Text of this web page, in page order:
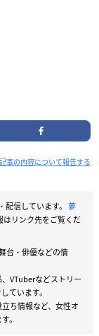
記事の内容について報告する
信しています。 夢
はリンク先をご覧くだ
台・俳優などの情
VTuberなどストリー
ています。
ち情報など、女性オ
。